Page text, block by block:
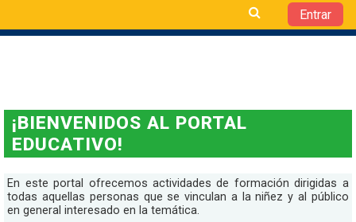
Entrar
¡BIENVENIDOS AL PORTAL
EDUCATIVO!
En este portal ofrecemos actividades de formación dirigidas a
todas aquellas personas que se vinculan a la niñez y al público
en general interesado en la temática.